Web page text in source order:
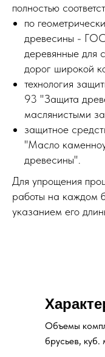
полностью
по
древесины -
деревянные для
дорог широкой
технология
93 "Защита
маслянистыми
защитное
"Масло
древесины".
Для упрощения
работы на каждом
указанием его
Объемы
брусьев, куб.